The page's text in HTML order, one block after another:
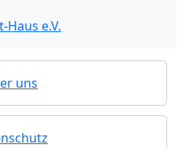
e.V.
uns